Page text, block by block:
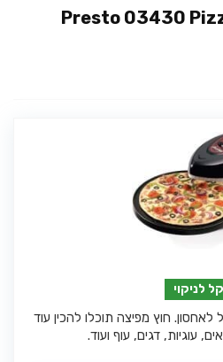
Presto 03430
קל לניקוי
לאחסון. חוץ מפיצה תוכלו להכין עוד
עוגיות, דגים, עוף ועוד.